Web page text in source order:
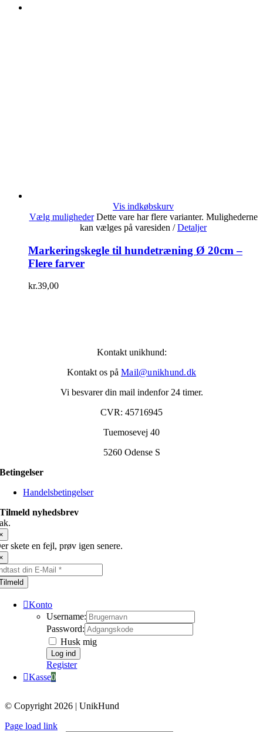
Vis indkøbskurv
Vælg muligheder Dette vare har flere varianter. Mulighederne
kan vælges på varesiden / Detaljer
Markeringskegle til hundetræning Ø 20cm –
Flere farver
kr.39,00
Kontakt unikhund:
Kontakt os på Mail@unikhund.dk
Vi besvarer din mail indenfor 24 timer.
CVR: 45716945
Tuemosevej 40
5260 Odense S
Betingelser
Handelsbetingelser
Tilmeld nyhedsbrev
skete en fejl, prøv igen senere.
Konto
Username:
Password:
Husk mig
Register
Kasse0
© Copyright 2026 | UnikHund
Page load link